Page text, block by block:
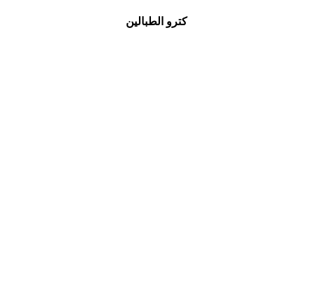
كترو الطبالين